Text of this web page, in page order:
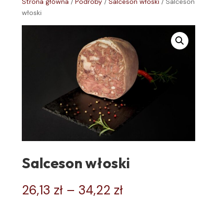
włoski
Salceson włoski
26,13 zł – 34,22 złZakres